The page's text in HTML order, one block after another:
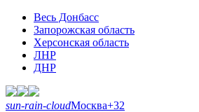
Весь Донбасс
Запорожская область
Херсонская область
ЛНР
ДНР
sun-rain-cloudМосква+32